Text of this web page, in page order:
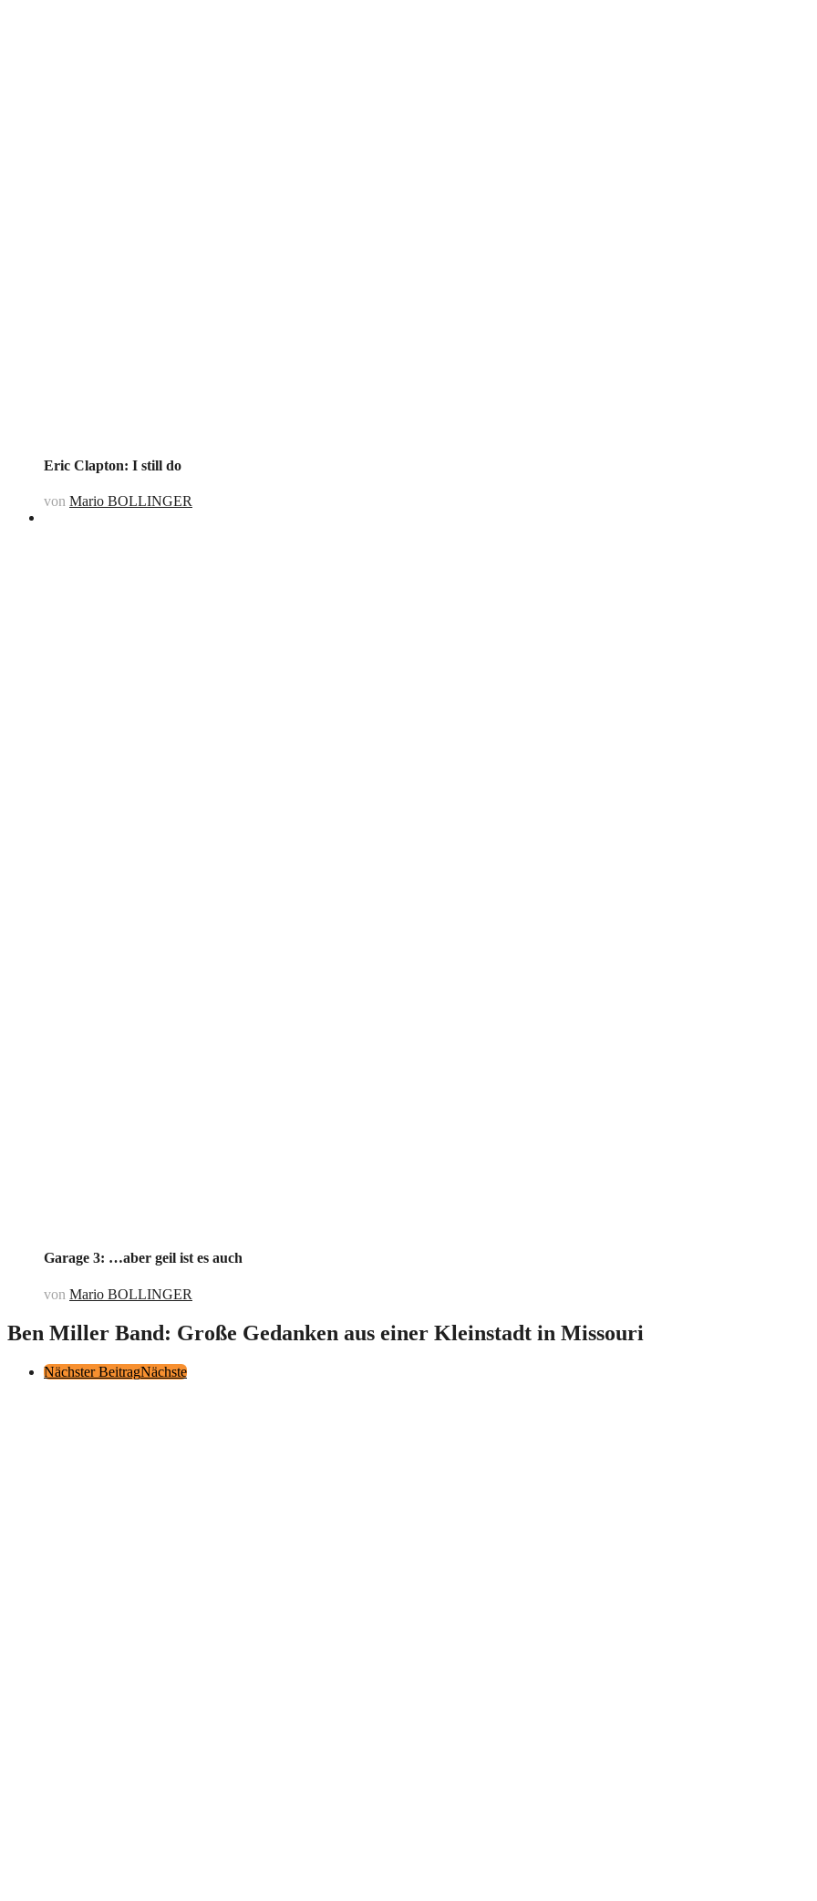
Eric Clapton: I still do
von Mario BOLLINGER
Garage 3: …aber geil ist es auch
von Mario BOLLINGER
Ben Miller Band: Große Gedanken aus einer Kleinstadt in Missouri
PostNächster BeitragNächste